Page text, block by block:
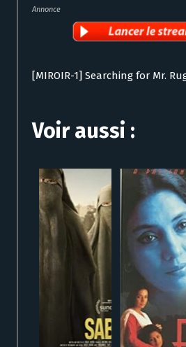
Annonce
[MIROIR-1] Searching for Mr.
Voir aussi :